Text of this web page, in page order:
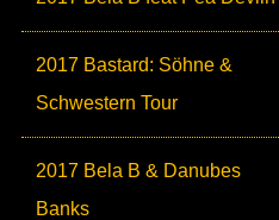
2017 Bastard: Söhne &
Schwestern Tour
2017 Bela B & Danubes
Banks